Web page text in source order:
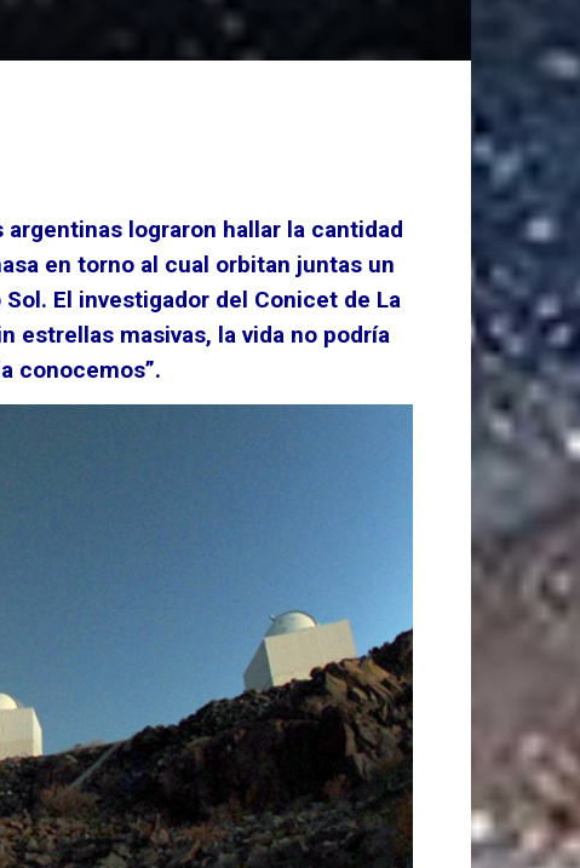
lograron hallar la cantidad
en torno al cual orbitan juntas un
El investigador del Conicet de La
estrellas masivas, la vida no podría
conocemos”.